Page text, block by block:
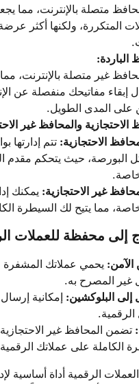
متصلة بالإنترنت، مما
المتكررة، ولكنها أكثر
الباردة:
غير متصلة بالإنترنت، مما
إبقاء مفاتيحك منفصلة عن
على المدى الطويل.
الاحتجازية والمحافظ غير
الاحتجازية: تتم
البورصة، حيث يتحكم مقدم
غير الاحتجازية: يمكنك
مما يتيح لك السيطرة
إلى محفظة للعملات
الآمن: يحمي عملاتك المشفرة
غير المصرح به.
إلى البلوكشين: إمكانية
الرقمية.
تضمن المحافظ غير
الكاملة على عملاتك
الرقمية أداة أساسية